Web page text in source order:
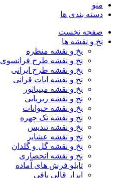
منو
دسته بندی ها
صفحه نخست
نخ و نقشه ها
نخ و نقشه منظره
نخ و نقشه طرح فرانسوی
نخ و نقشه طرح ایرانی
نخ و نقشه ایات قرانی
نخ و نقشه مینیاتور
نخ و نقشه زیرپایی
نخ و نقشه حیوانات
نخ و نقشه تک چهره
نخ و نقشه تندیس
نخ و نقشه عشایر
نخ و نقشه گل و گلدان
نخ و نقشه انحصاری
تابلو فرش های آماده
ابزار قالی بافی